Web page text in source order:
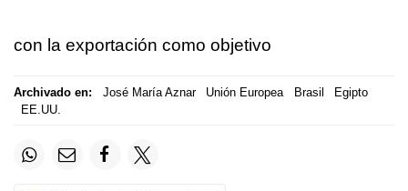
con la exportación como objetivo
Archivado en: José María Aznar Unión Europea Brasil
Egipto
EE.UU.